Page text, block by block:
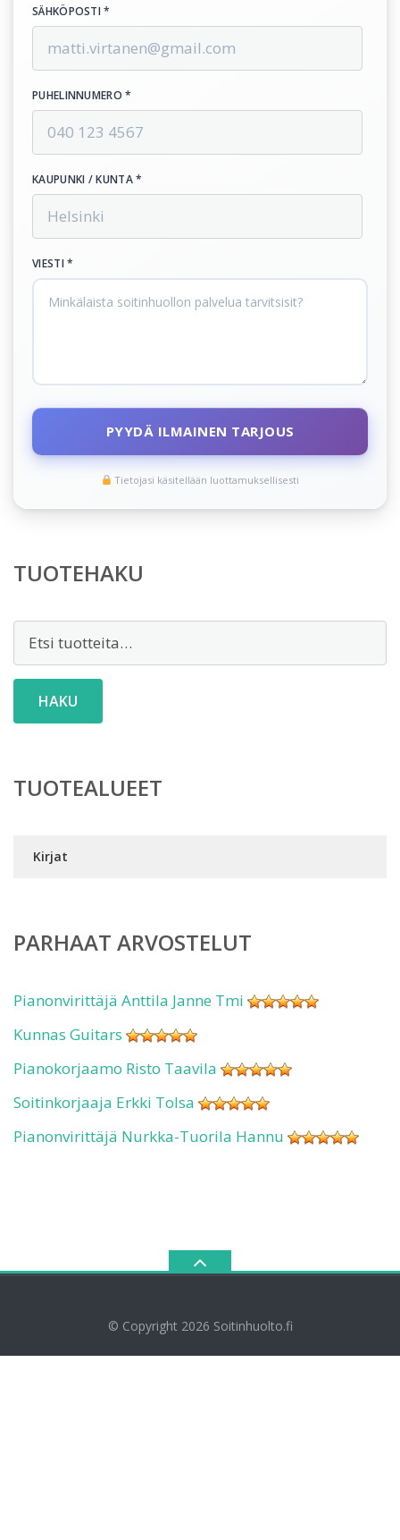
SÄHKÖPOSTI *
PUHELINNUMERO *
KAUPUNKI / KUNTA *
VIESTI *
PYYDÄ ILMAINEN TARJOUS
Tietojasi käsitellään luottamuksellisesti
TUOTEHAKU
Etsi:
HAKU
TUOTEALUEET
Kirjat
PARHAAT ARVOSTELUT
Pianonvirittäjä Anttila Janne Tmi
Kunnas Guitars
Pianokorjaamo Risto Taavila
Soitinkorjaaja Erkki Tolsa
Pianonvirittäjä Nurkka-Tuorila Hannu
© Copyright 2026 Soitinhuolto.fi